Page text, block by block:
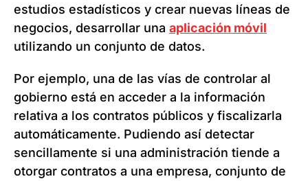
estudios estadísticos y crear nuevas líneas de
negocios, desarrollar una aplicación móvil
utilizando un conjunto de datos.
Por ejemplo, una de las vías de controlar al
gobierno está en acceder a la información
relativa a los contratos públicos y fiscalizarla
automáticamente. Pudiendo así detectar
sencillamente si una administración tiende a
otorgar contratos a una empresa, conjunto de